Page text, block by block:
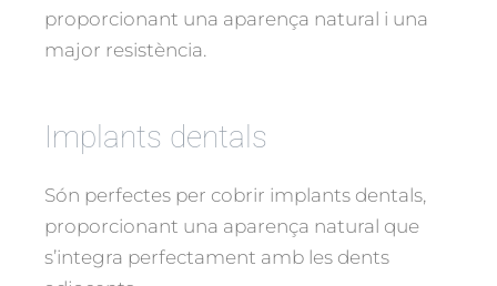
proporcionant una aparença natural i una
major resistència.
Implants dentals
Són perfectes per cobrir implants dentals,
proporcionant una aparença natural que
s’integra perfectament amb les dents